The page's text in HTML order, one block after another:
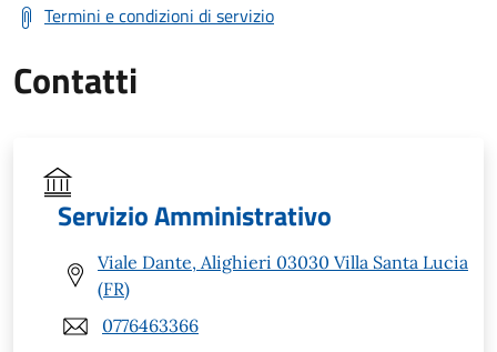
Termini e condizioni di servizio
Contatti
Servizio Amministrativo
Viale Dante, Alighieri 03030 Villa Santa Lucia
(FR)
0776463366